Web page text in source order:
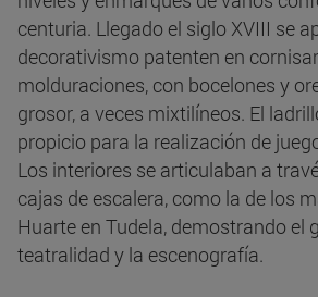
centuria. Llegado el siglo XVIII se
decorativismo patenten en
molduraciones, con bocelones y
grosor, a veces mixtilíneos. El
propicio para la realización de
Los interiores se articulaban a
cajas de escalera, como la de los
Huarte en Tudela, demostrando el
teatralidad y la escenografía.